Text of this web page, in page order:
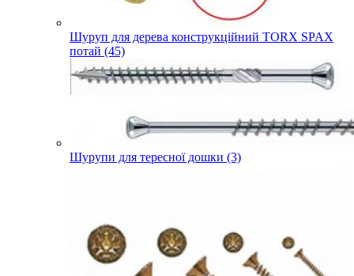
Шуруп для дерева конструкційний TORX SPAX
потай (45)
Шурупи для тересної дошки (3)